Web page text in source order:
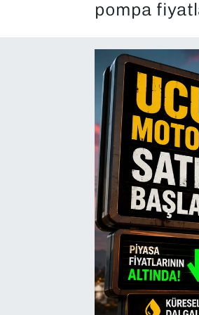
pompa
TEKNOLOJİ
YEREL YÖNETİMLER